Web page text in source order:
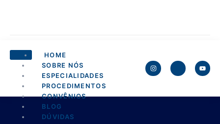
HOME
SOBRE NÓS
ESPECIALIDADES
PROCEDIMENTOS
CONVÊNIOS
BLOG
DÚVIDAS